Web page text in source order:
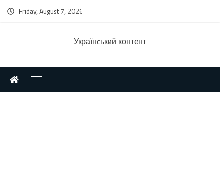
Friday, August 7, 2026
Українcький контент